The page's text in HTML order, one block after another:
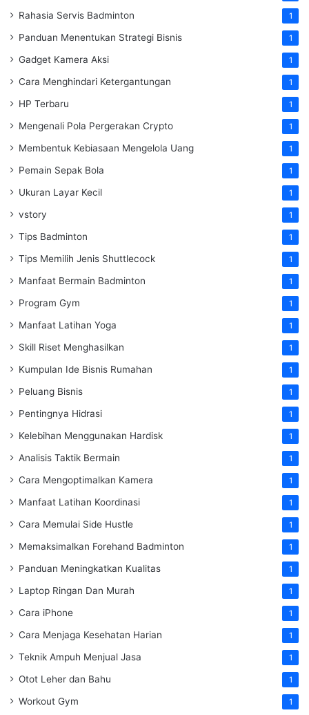
Rahasia Servis Badminton 1
Panduan Menentukan Strategi Bisnis 1
Gadget Kamera Aksi 1
Cara Menghindari Ketergantungan 1
HP Terbaru 1
Mengenali Pola Pergerakan Crypto 1
Membentuk Kebiasaan Mengelola Uang 1
Pemain Sepak Bola 1
Ukuran Layar Kecil 1
vstory 1
Tips Badminton 1
Tips Memilih Jenis Shuttlecock 1
Manfaat Bermain Badminton 1
Program Gym 1
Manfaat Latihan Yoga 1
Skill Riset Menghasilkan 1
Kumpulan Ide Bisnis Rumahan 1
Peluang Bisnis 1
Pentingnya Hidrasi 1
Kelebihan Menggunakan Hardisk 1
Analisis Taktik Bermain 1
Cara Mengoptimalkan Kamera 1
Manfaat Latihan Koordinasi 1
Cara Memulai Side Hustle 1
Memaksimalkan Forehand Badminton 1
Panduan Meningkatkan Kualitas 1
Laptop Ringan Dan Murah 1
Cara iPhone 1
Cara Menjaga Kesehatan Harian 1
Teknik Ampuh Menjual Jasa 1
Otot Leher dan Bahu 1
Workout Gym 1